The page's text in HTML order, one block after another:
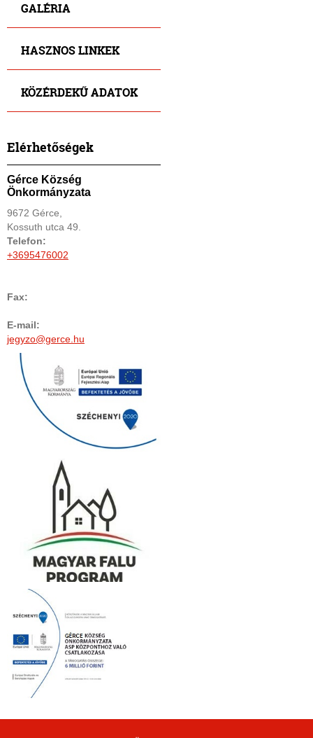
GALÉRIA
HASZNOS LINKEK
KÖZÉRDEKŰ ADATOK
Elérhetőségek
Gérce Község
Önkormányzata
9672 Gérce,
Kossuth utca 49.
Telefon:
+3695476002
Fax:
E-mail:
jegyzo@gerce.hu